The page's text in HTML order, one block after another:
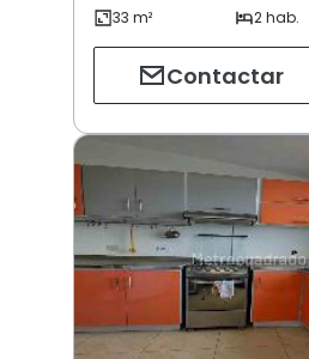
Contactar